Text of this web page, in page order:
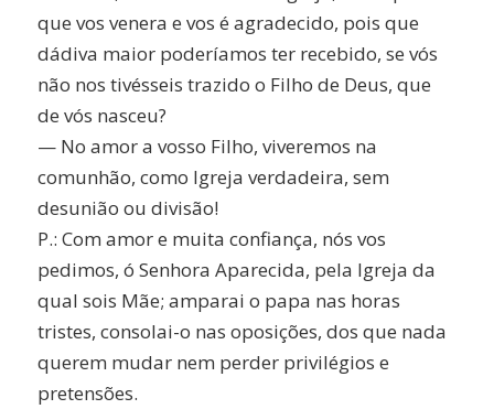
que vos venera e vos é agradecido, pois que
dádiva maior poderíamos ter recebido, se vós
não nos tivésseis trazido o Filho de Deus, que
de vós nasceu?
— No amor a vosso Filho, viveremos na
comunhão, como Igreja verdadeira, sem
desunião ou divisão!
P.: Com amor e muita confiança, nós vos
pedimos, ó Senhora Aparecida, pela Igreja da
qual sois Mãe; amparai o papa nas horas
tristes, consolai-o nas oposições, dos que nada
querem mudar nem perder privilégios e
pretensões.